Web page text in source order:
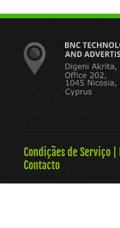
Condiçães de Serviço
Contacto